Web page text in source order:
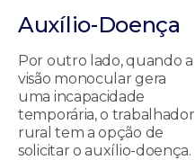
Auxílio-Doença
Por outro lado, quando a
visão monocular gera
uma incapacidade
temporária, o trabalhador
rural tem a opção de
solicitar o auxílio-doença.